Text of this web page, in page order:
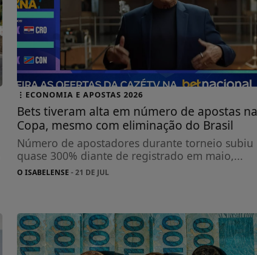
ECONOMIA E APOSTAS 2026
Bets tiveram alta em número de apostas na
Copa, mesmo com eliminação do Brasil
Número de apostadores durante torneio subiu
quase 300% diante de registrado em maio,...
O ISABELENSE - 21 DE JUL